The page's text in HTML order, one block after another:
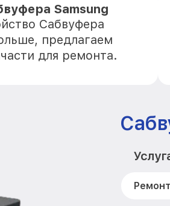
Samsung
Сабвуфера
предлагаем
для ремонта.